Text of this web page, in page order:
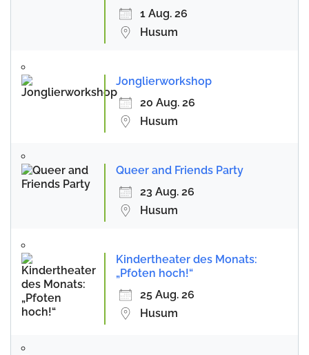
1 Aug. 26
Husum
Jonglierworkshop
20 Aug. 26
Husum
Queer and Friends Party
23 Aug. 26
Husum
Kindertheater des Monats:
„Pfoten hoch!“
25 Aug. 26
Husum